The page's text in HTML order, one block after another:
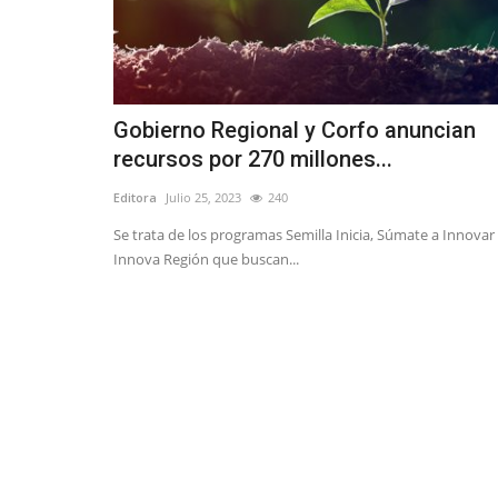
Gobierno Regional y Corfo anuncian
recursos por 270 millones...
Editora Julio 25, 2023 240
Se trata de los programas Semilla Inicia, Súmate a Innovar
Innova Región que buscan...